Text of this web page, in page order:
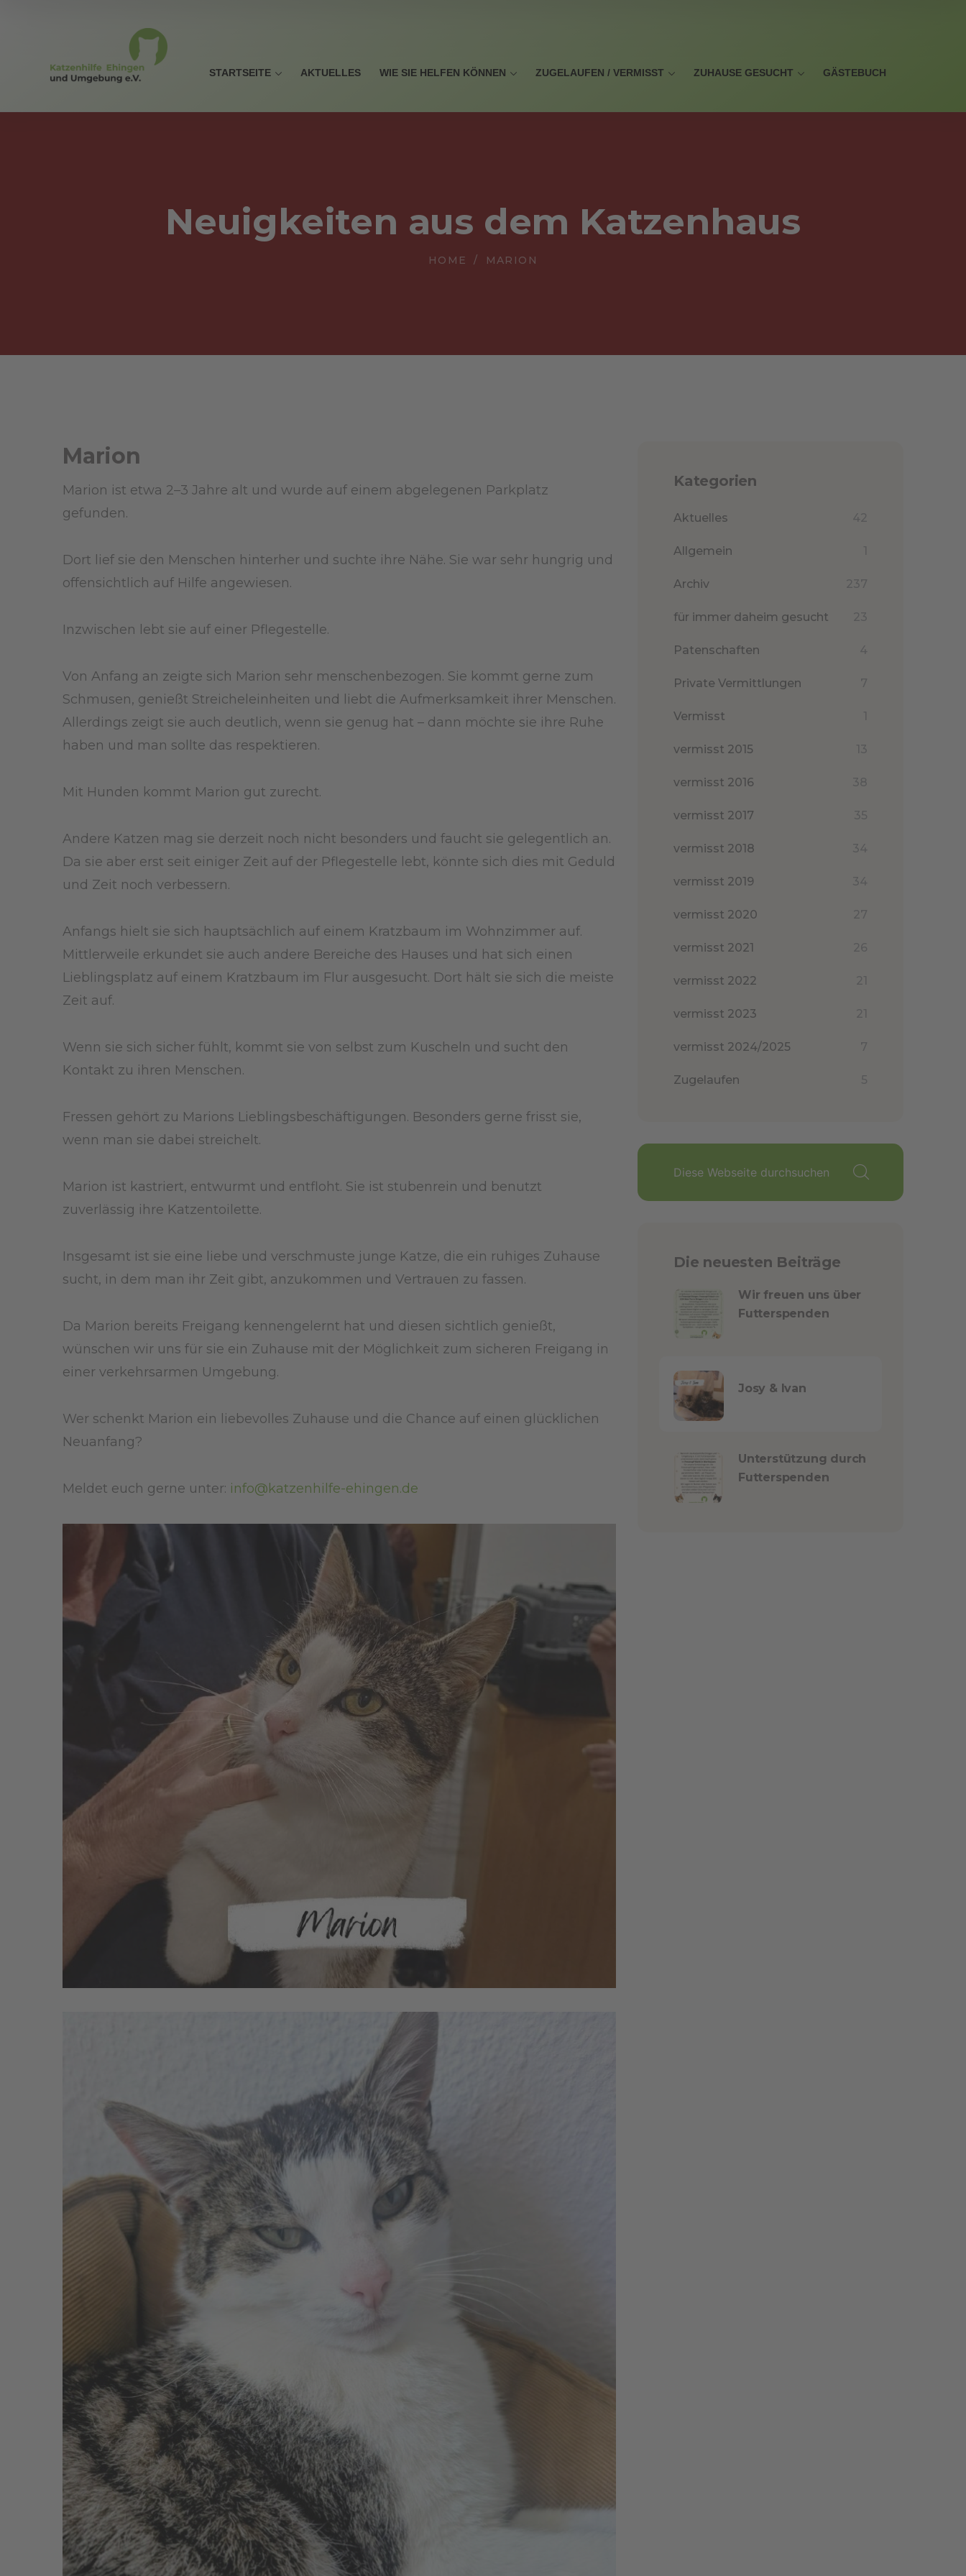
STARTSEITE AKTUELLES WIE SIE HELFEN KÖNNEN ZUGELAUFEN / VERMISST ZUHAUSE GESUCHT GÄSTEBUCH
HOME MARION
Neuigkeiten aus dem Katzenhaus
Marion
Marion ist etwa 2–3 Jahre alt und wurde auf einem abgelegenen Parkplatz
gefunden.
Dort lief sie den Menschen hinterher und suchte ihre Nähe. Sie war sehr hungrig und
offensichtlich auf Hilfe angewiesen.
Inzwischen lebt sie auf einer Pflegestelle.
Von Anfang an zeigte sich Marion sehr menschenbezogen. Sie kommt gerne zum
Schmusen, genießt Streicheleinheiten und liebt die Aufmerksamkeit ihrer Menschen.
Allerdings zeigt sie auch deutlich, wenn sie genug hat – dann möchte sie ihre Ruhe
haben und man sollte das respektieren.
Mit Hunden kommt Marion gut zurecht.
Andere Katzen mag sie derzeit noch nicht besonders und faucht sie gelegentlich an.
Da sie aber erst seit einiger Zeit auf der Pflegestelle lebt, könnte sich dies mit Geduld
und Zeit noch verbessern.
Anfangs hielt sie sich hauptsächlich auf einem Kratzbaum im Wohnzimmer auf.
Mittlerweile erkundet sie auch andere Bereiche des Hauses und hat sich einen
Lieblingsplatz auf einem Kratzbaum im Flur ausgesucht. Dort hält sie sich die meiste
Zeit auf.
Wenn sie sich sicher fühlt, kommt sie von selbst zum Kuscheln und sucht den
Kontakt zu ihren Menschen.
Fressen gehört zu Marions Lieblingsbeschäftigungen. Besonders gerne frisst sie,
wenn man sie dabei streichelt.
Marion ist kastriert, entwurmt und entfloht. Sie ist stubenrein und benutzt
zuverlässig ihre Katzentoilette.
Insgesamt ist sie eine liebe und verschmuste junge Katze, die ein ruhiges Zuhause
sucht, in dem man ihr Zeit gibt, anzukommen und Vertrauen zu fassen.
Da Marion bereits Freigang kennengelernt hat und diesen sichtlich genießt,
wünschen wir uns für sie ein Zuhause mit der Möglichkeit zum sicheren Freigang in
einer verkehrsarmen Umgebung.
Wer schenkt Marion ein liebevolles Zuhause und die Chance auf einen glücklichen
Neuanfang?
Meldet euch gerne unter: info@katzenhilfe-ehingen.de
Kategorien
Aktuelles 42
Allgemein 1
Archiv 237
für immer daheim gesucht 23
Patenschaften 4
Private Vermittlungen 7
Vermisst 1
vermisst 2015 13
vermisst 2016 38
vermisst 2017 35
vermisst 2018 34
vermisst 2019 34
vermisst 2020 27
vermisst 2021 26
vermisst 2022 21
vermisst 2023 21
vermisst 2024/2025 7
Zugelaufen 5
Die neuesten Beiträge
Wir freuen uns über
Futterspenden
Josy & Ivan
Unterstützung durch
Futterspenden